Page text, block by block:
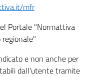
mfr
Portale "Normattiva
e non anche per
dall’utente tramite